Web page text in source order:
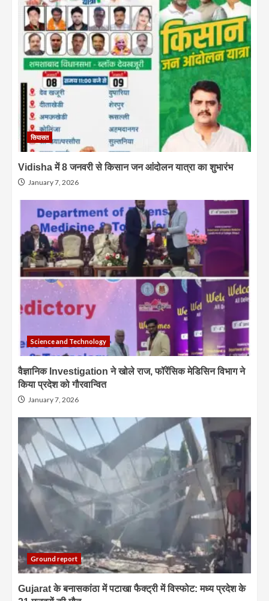
सियासत
Vidisha में 8 जनवरी से किसान जन आंदोलन यात्रा का शुभारंभ
January 7, 2026
Science and Technology
वैज्ञानिक Investigation ने खोले राज, फॉरेंसिक मेडिसिन विभाग ने
किया प्रदेश को गौरवान्वित
January 7, 2026
Ground report
Gujarat के बनासकांठा में पटाखा फैक्ट्री में विस्फोट: मध्य प्रदेश के